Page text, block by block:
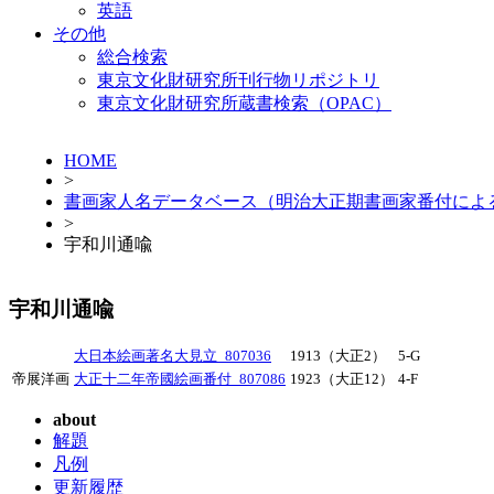
英語
その他
総合検索
東京文化財研究所刊行物リポジトリ
東京文化財研究所蔵書検索（OPAC）
HOME
>
書画家人名データベース（明治大正期書画家番付によ
>
宇和川通喩
宇和川通喩
大日本絵画著名大見立_807036 1913（大正2）
5-G
帝展洋画 大正十二年帝國絵画番付_807086 1923（大正12） 4-F
about
解題
凡例
更新履歴